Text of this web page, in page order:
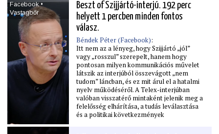
Kováts Eszter és Körösényi András 24.hu-n
megjelent cikkére. Hogy miért nem ott,
hanem itt, a Válasz Online-on? Azért, mert
a szerzők nem szeretnék, ha ﬁzetőfal mögé
lenne rejtve az írásuk. Parázs vita, fontos
vita.
Facebook •
Vastagbőr
Beszt of Szijjártó-interjú. 192 perc
helyett 1 percben minden fontos
válasz.
Béndek Péter (Facebook):
Itt nem az a lényeg, hogy Szijjártó „jól”
vagy „rosszul” szerepelt, hanem hogy
pontosan milyen kommunikációs művelet
látszik az interjúból összevágott „nem
tudom” láncban, és ez mit árul el a hatalmi
nyelv működéséről. A Telex-interjúban
valóban visszatérő mintaként jelenik meg a
felelősség elhárítása, a tudás leválasztása
és a politikai következmények